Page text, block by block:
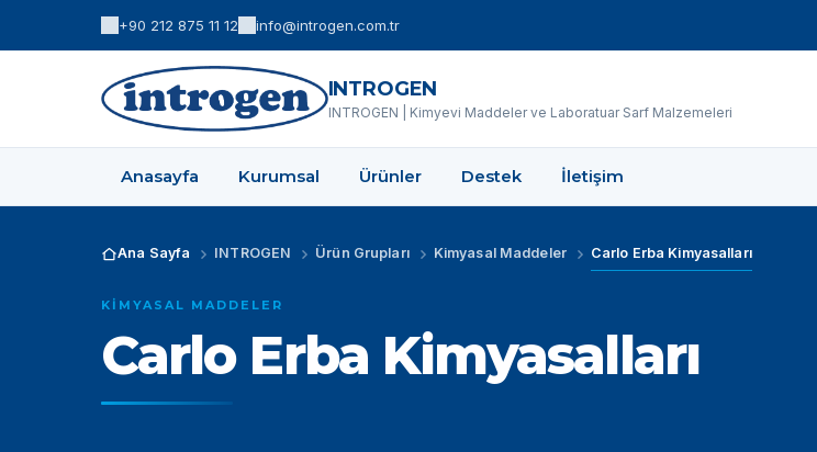
+90 212 875 11 12 info@introgen.com.tr
INTROGEN
INTROGEN | Kimyevi Maddeler ve Laboratuar Sarf Malzemeleri
Anasayfa Kurumsal Ürünler Destek İletişim
Ana Sayfa INTROGEN Ürün Grupları Kimyasal Maddeler Carlo Erba Kimyasalları
KIMYASAL MADDELER
Carlo Erba Kimyasalları